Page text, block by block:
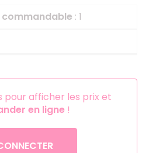
: 1
pour afficher les prix et
en ligne !